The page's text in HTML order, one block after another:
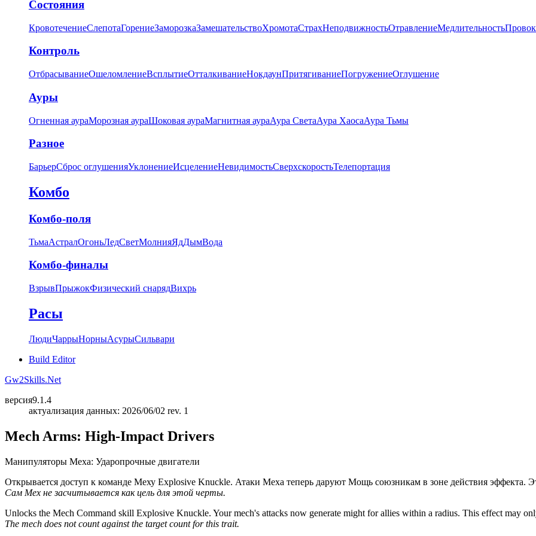
Состояния
КровотечениеСлепотаГорениеЗаморозкаЗамешательствоХромотаСтрахНеподвижностьОтравлениеМедлительность
Контроль
ОтбрасываниеОшеломлениеВсплытиеОтталкиваниеНокдаунПритягиваниеПогружениеОглушение
Ауры
Огненная аураМорозная аураШоковая аураМагнитная аураАура СветаАура ХаосаАура Тьмы
Разное
БарьерСброс оглушенияУклонениеИсцелениеНевидимостьСверхскоростьТелепортация
Комбо
Комбо-поля
ТьмаАстралОгоньЛедСветМолнияЯдДымВода
Комбо-финалы
ВзрывПрыжокФизический снарядВихрь
Расы
ЛюдиЧаррыНорныАсурыСильвари
Build Editor
Gw2Skills.Net
версия9.1.4
актуализация данных: 2026/06/02 rev. 1
Mech Arms: High-Impact Drivers
Манипуляторы Меха: Ударопрочные двигатели
Открывается доступ к команде Меху Explosive Knuckle. Атаки Меха теперь даруют Мощь союзникам в зоне действия эффекта.
Сам Мех не засчитывается как цель для этой черты.
Unlocks the Mech Command skill Explosive Knuckle. Your mech's attacks now generate might for allies within a radius. This effect may
The mech does not count against the target count for this trait.